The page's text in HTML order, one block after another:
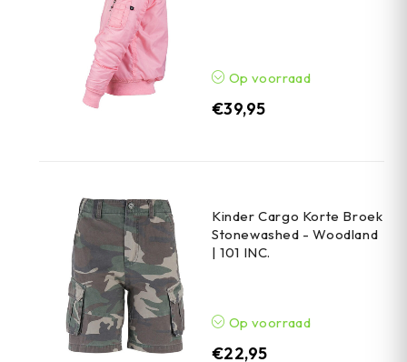
Op voorraad
€39,95
Kinder Cargo Korte Broek
Stonewashed - Woodland
| 101 INC.
Op voorraad
€22,95